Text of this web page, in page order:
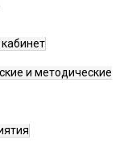
и методические